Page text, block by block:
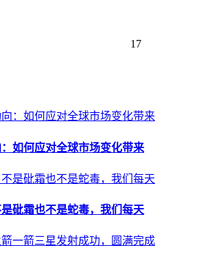
17
如何应对全球市场变化带来
砒霜也不是蛇毒，我们每天